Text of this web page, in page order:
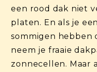
een rood dak niet
platen. En als je
sommigen hebben
neem je fraaie
zonnecellen. Maar